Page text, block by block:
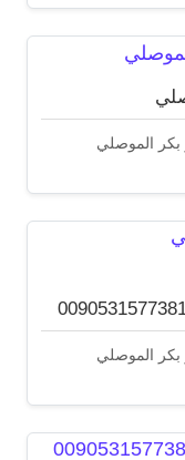
بكر الموصلي
بكر الموصلي